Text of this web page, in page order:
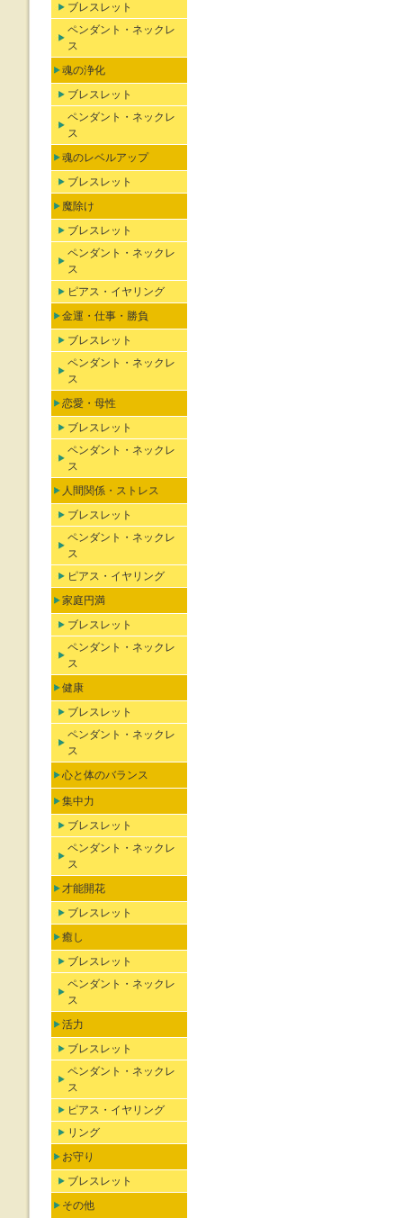
ブレスレット
ペンダント・ネックレ
ス
魂の浄化
ブレスレット
ペンダント・ネックレ
ス
魂のレベルアップ
ブレスレット
魔除け
ブレスレット
ペンダント・ネックレ
ス
ピアス・イヤリング
金運・仕事・勝負
ブレスレット
ペンダント・ネックレ
ス
恋愛・母性
ブレスレット
ペンダント・ネックレ
ス
人間関係・ストレス
ブレスレット
ペンダント・ネックレ
ス
ピアス・イヤリング
家庭円満
ブレスレット
ペンダント・ネックレ
ス
健康
ブレスレット
ペンダント・ネックレ
ス
心と体のバランス
集中力
ブレスレット
ペンダント・ネックレ
ス
才能開花
ブレスレット
癒し
ブレスレット
ペンダント・ネックレ
ス
活力
ブレスレット
ペンダント・ネックレ
ス
ピアス・イヤリング
リング
お守り
ブレスレット
その他